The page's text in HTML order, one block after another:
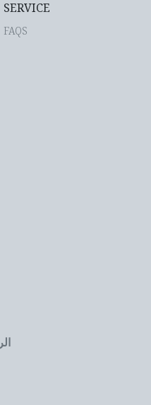
SERVICE
FAQS